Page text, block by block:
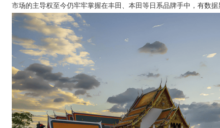
市场的主导权至今仍牢牢掌握在丰田、本田等日系品牌手中，有数